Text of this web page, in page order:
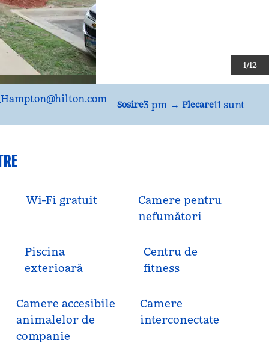
1/12
@hilton.com Sosire3 pm → Plecare11 sunt
Wi-Fi gratuit
Camere pentru
nefumători
Piscina
exterioară
Centru de
fitness
Camere accesibile
animalelor de
companie
Camere
interconectate